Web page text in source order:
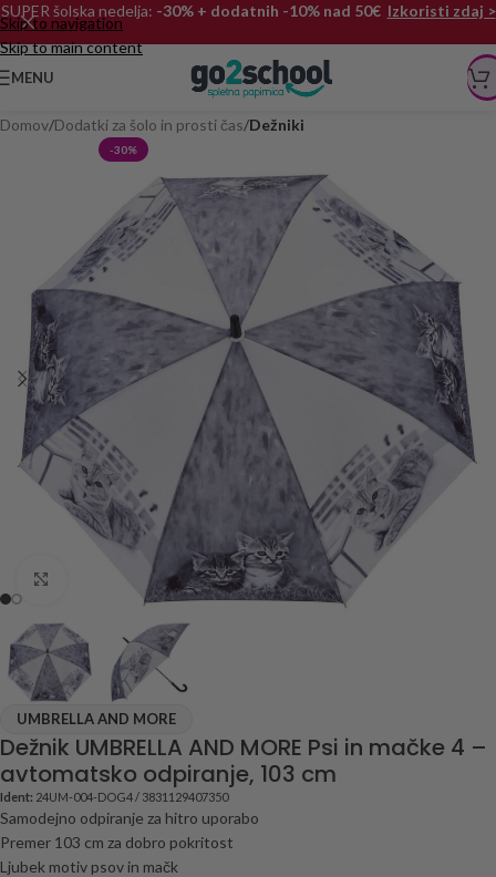
Skip to navigation
Skip to main content
SUPER šolska nedelja: -30% + dodatnih -10% nad 50€ Izkoristi zdaj >
MENU
Domov Dodatki za šolo in prosti čas Dežniki
-30%
Click to enlarge
UMBRELLA AND MORE
Dežnik UMBRELLA AND MORE Psi in mačke 4 –
avtomatsko odpiranje, 103 cm
Ident: 24UM-004-DOG4 / 3831129407350
Samodejno odpiranje za hitro uporabo
Premer 103 cm za dobro pokritost
Ljubek motiv psov in mačk